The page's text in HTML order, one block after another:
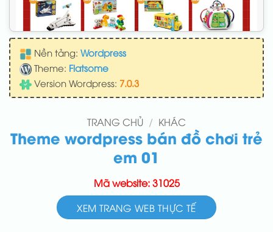
Nền tảng: Wordpress
Theme: Flatsome
Version Wordpress: 7.0.3
TRANG CHỦ / KHÁC
Theme wordpress bán đồ chơi trẻ
em 01
Mã website: 31025
XEM TRANG WEB THỰC TẾ